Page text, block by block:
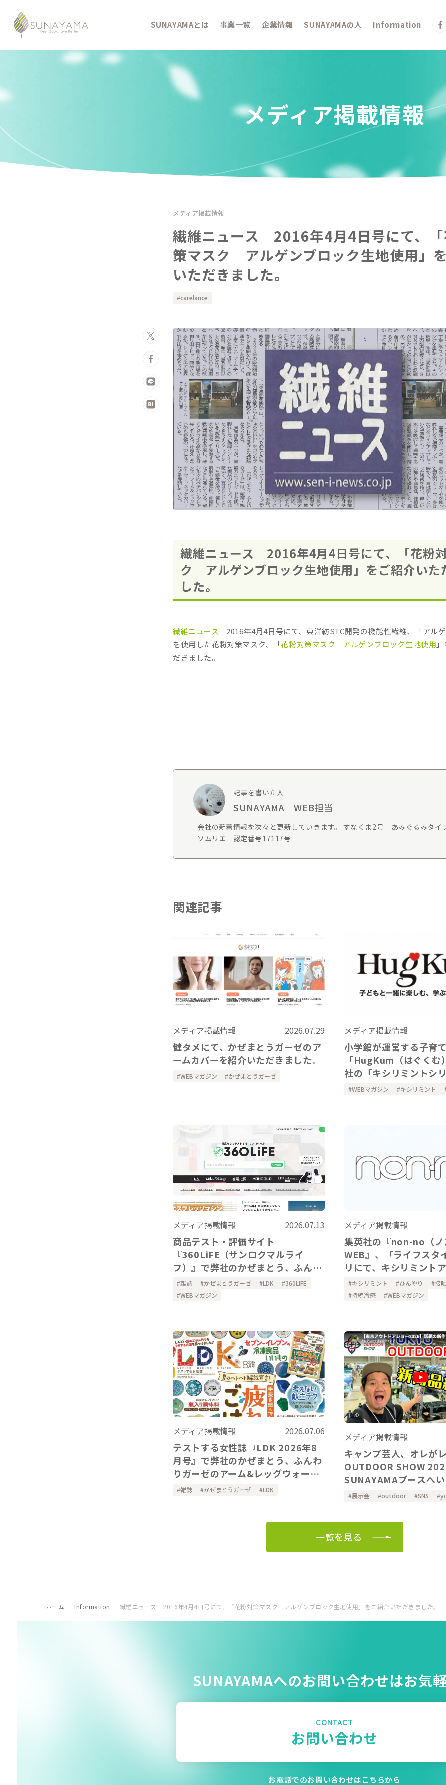
SUNAYAMAとは 事業一覧 企業情報 SUNAYAMAの人 Information
メディア掲載情報
メディア掲載情報
繊維ニュース 2016年4月4日号にて、「
策マスク アルゲンブロック生地使用」
いただきました。
carelance
繊維ニュース 2016年4月4日号にて、「花粉
ク アルゲンブロック生地使用」をご紹介いた
した。
繊維ニュース
2016年4月4日号にて、東洋紡STC開発の機能性繊維、「アル
を使用した花粉対策マスク、「花粉対策マスク アルゲンブロック生地使用
だきました。
記事を書いた人
SUNAYAMA WEB担当
会社の新着情報を次々と更新していきます。 すなくま2号 あみぐるみタ
ソムリエ 認定番号17117号
関連記事
メディア掲載情報 2026.07.29
健タメにて、かぜまとうガーゼのア
ームカバーを紹介いただきました。
WEBマガジン かぜまとうガーゼ
メディア掲載情報
小学館が運営する子育
「HugKum（はぐくむ
社の「キシリミントシ
紹介いただきました
WEBマガジン キシリミント
メディア掲載情報 2026.07.13
商品テスト・評価サイト
『360LiFE（サンロクマルライ
フ）』で弊社のかぜまとう、ふんわ
りガーゼのアーム&レッグウォーマ
ーを掲載いただきました。
雑誌 かぜまとうガーゼ LDK
360LIFE
WEBマガジン
メディア掲載情報
集英社の『non-no（ノ
WEB』、「ライフスタ
リにて、キシリミント
ー、ハンドカバーをご
ました。
キシリミント ひんやり
接
持続冷感
WEBマガジン
メディア掲載情報 2026.07.06
テストする女性誌『LDK 2026年8
月号』で弊社のかぜまとう、ふんわ
りガーゼのアーム&レッグウォーマ
ーを掲載いただきました。
雑誌 かぜまとうガーゼ LDK
メディア掲載情報
キャンプ芸人、オレが
OUTDOOR SHOW 2026の
SUNAYAMAブースへ
ました！
展示会 outdoor SNS
一覧を見る
ホーム Information 繊維ニュース 2016年4月4日号にて、「花粉対策マスク アルゲンブロック生地使用」をご紹介いただきました。
SUNAYAMAへのお問い合わせはお気
CONTACT
お問い合わせ
お電話でのお問い合わせはこちらから